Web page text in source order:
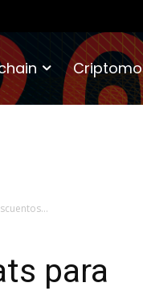
para